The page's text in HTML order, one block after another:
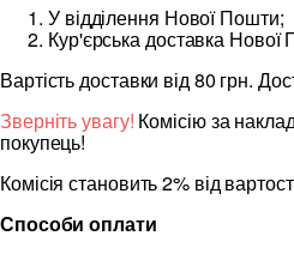
У відділення Нової Пошти;
Кур'єрська доставка Нової
Вартість доставки від 80 грн.
Зверніть увагу! Комісію за
покупець!
Комісія становить 2% від
Способи оплати